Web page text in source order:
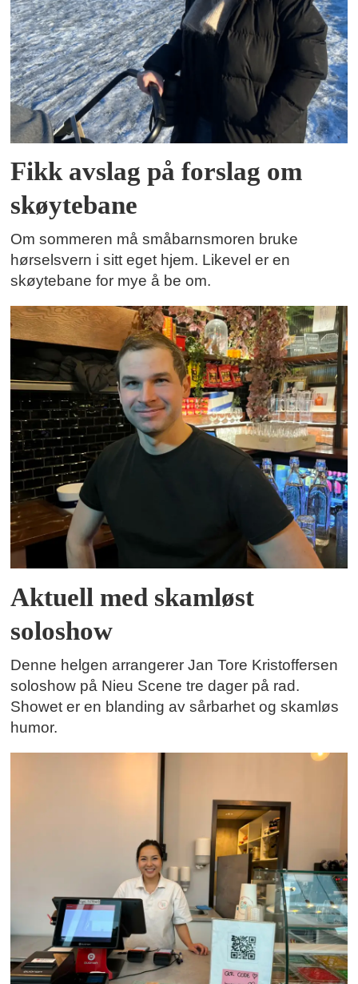
Fikk avslag på forslag om
skøytebane
Om sommeren må småbarnsmoren bruke
hørselsvern i sitt eget hjem. Likevel er en
skøytebane for mye å be om.
Aktuell med skamløst
soloshow
Denne helgen arrangerer Jan Tore Kristoffersen
soloshow på Nieu Scene tre dager på rad.
Showet er en blanding av sårbarhet og skamløs
humor.